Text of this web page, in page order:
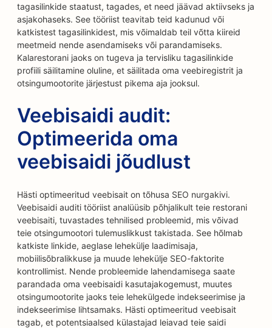
tagasilinkide staatust, tagades, et need jäävad aktiivseks ja
asjakohaseks. See tööriist teavitab teid kadunud või
katkistest tagasilinkidest, mis võimaldab teil võtta kiireid
meetmeid nende asendamiseks või parandamiseks.
Kalarestorani jaoks on tugeva ja tervisliku tagasilinkide
profiili säilitamine oluline, et säilitada oma veebiregistrit ja
otsingumootorite järjestust pikema aja jooksul.
Veebisaidi audit:
Optimeerida oma
veebisaidi jõudlust
Hästi optimeeritud veebisait on tõhusa SEO nurgakivi.
Veebisaidi auditi tööriist analüüsib põhjalikult teie restorani
veebisaiti, tuvastades tehnilised probleemid, mis võivad
teie otsingumootori tulemuslikkust takistada. See hõlmab
katkiste linkide, aeglase lehekülje laadimisaja,
mobiilisõbralikkuse ja muude lehekülje SEO-faktorite
kontrollimist. Nende probleemide lahendamisega saate
parandada oma veebisaidi kasutajakogemust, muutes
otsingumootorite jaoks teie lehekülgede indekseerimise ja
indekseerimise lihtsamaks. Hästi optimeeritud veebisait
tagab, et potentsiaalsed külastajad leiavad teie saidi